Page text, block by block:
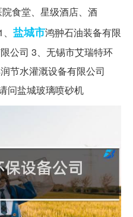
食堂、星级酒店、酒
盐城市鸿翀石油装备有限
公司 3、无锡市艾瑞特环
节水灌溉设备有限公司
问盐城玻璃喷砂机